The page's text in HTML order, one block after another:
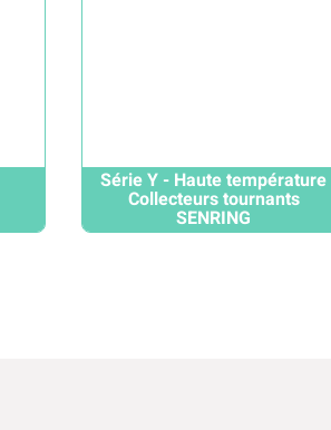
Série Y - Haute température
Collecteurs tournants
SENRING